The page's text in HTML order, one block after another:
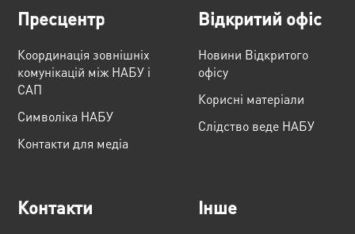
Пресцентр
Координація зовнішніх
комунікацій між НАБУ і
САП
Cимволіка НАБУ
Контакти для медіа
Відкритий офіс
Новини Відкритого
офісу
Корисні матеріали
Слідство веде НАБУ
Контакти Інше